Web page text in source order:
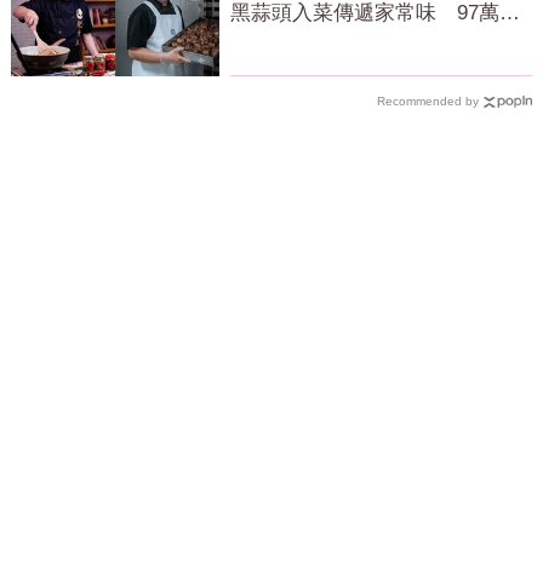
黑蒜頭入菜傳遞家常味 97萬粉
Recommended by